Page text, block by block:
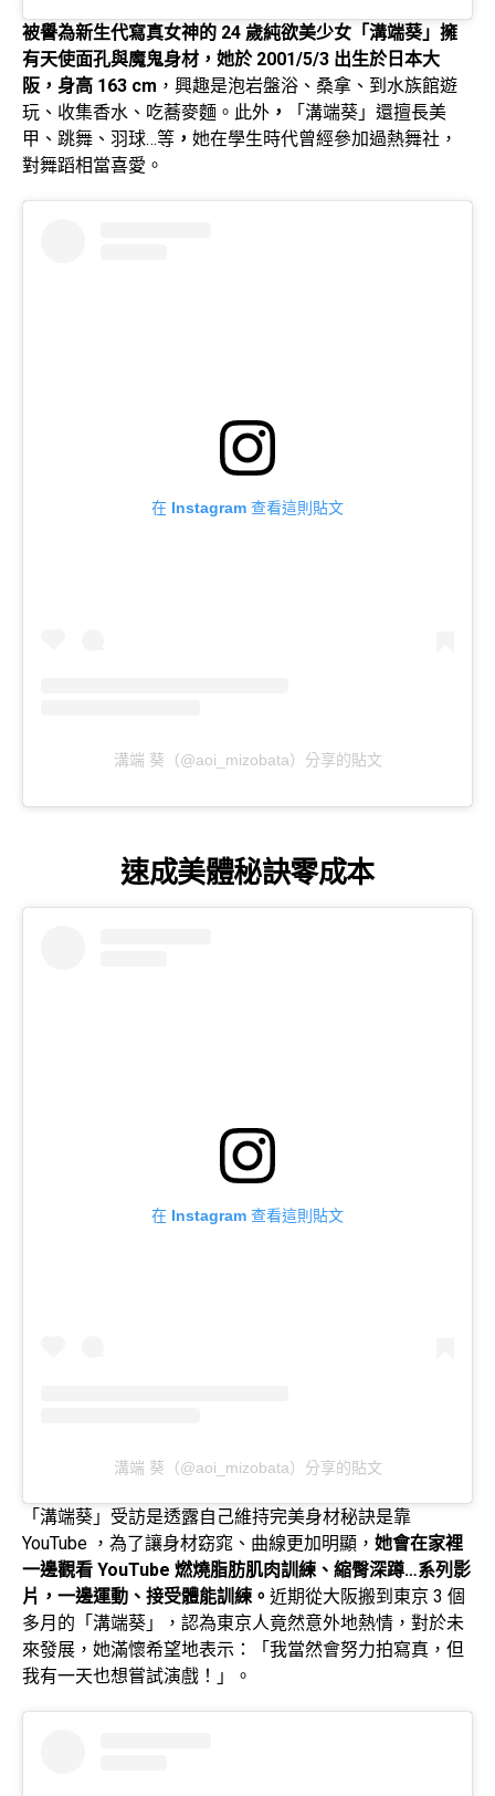
被譽為新生代寫真女神的 24 歲純欲美少女「溝端葵」擁
有天使面孔與魔鬼身材，她於 2001/5/3 出生於日本大
阪，身高 163 cm ，興趣是泡岩盤浴、桑拿、到水族館遊
玩、收集香水、吃蕎麥麵。此外 ，
「溝端葵」還擅長美
甲、跳舞、羽球…等 ， 她在學生時代曾經參加過熱舞社，
對舞蹈相當喜愛。
在 Instagram 查看這則貼文
溝端 葵（@aoi_mizobata）分享的貼文
速成美體秘訣零成本
在 Instagram 查看這則貼文
溝端 葵（@aoi_mizobata）分享的貼文
「溝端葵」受訪是透露自己維持完美身材秘訣是靠
YouTube ，為了讓身材窈窕、曲線更加明顯， 她會在家裡
一邊觀看 YouTube 燃燒脂肪肌肉訓練、縮臀深蹲…系列影
片，一邊運動、接受體能訓練。 近期從大阪搬到東京 3 個
多月的「溝端葵」，認為東京人竟然意外地熱情，對於未
來發展，她滿懷希望地表示：「我當然會努力拍寫真，但
我有一天也想嘗試演戲！」。